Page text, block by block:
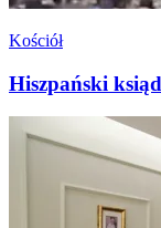
Kościół
Hiszpański